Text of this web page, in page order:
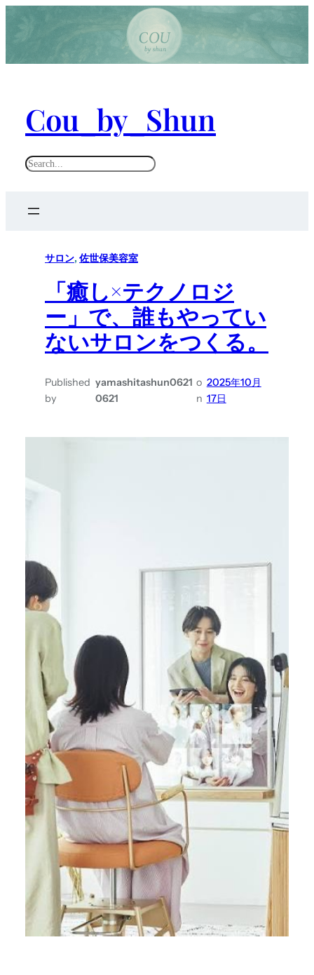
Cou_by_Shun
S
サロン, 佐世保美容室
「癒し×テクノロジ
ー」で、誰もやってい
ないサロンをつくる。
Published
by
yamashitashun0621
0621
o
n
2025年10月
17日